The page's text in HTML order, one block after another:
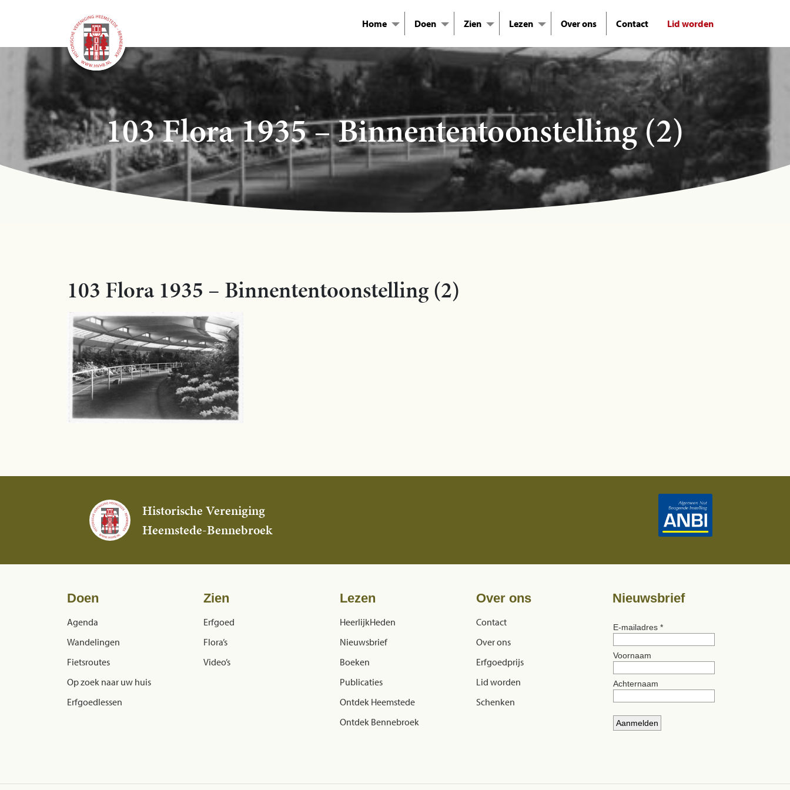
Home Doen Zien Lezen Over ons Contact Lid worden
103 Flora 1935 – Binnententoonstelling (2)
103 Flora 1935 – Binnententoonstelling (2)
Historische Vereniging
Heemstede-Bennebroek
Doen
Agenda
Wandelingen
Fietsroutes
Op zoek naar uw huis
Erfgoedlessen
Zien
Erfgoed
Flora’s
Video’s
Lezen
HeerlijkHeden
Nieuwsbrief
Boeken
Publicaties
Ontdek Heemstede
Ontdek Bennebroek
Over ons
Contact
Over ons
Erfgoedprijs
Lid worden
Schenken
Nieuwsbrief